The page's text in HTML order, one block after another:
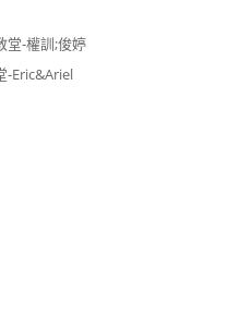
堂-權訓;俊婷
-Eric&Ariel